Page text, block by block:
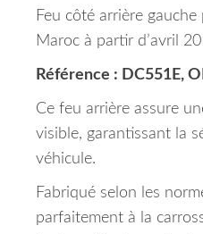
Feu côté arrière
Maroc à partir d’avril
Référence : DC551E,
Ce feu arrière assure
visible, garantissant la
véhicule.
Fabriqué selon les
parfaitement à la